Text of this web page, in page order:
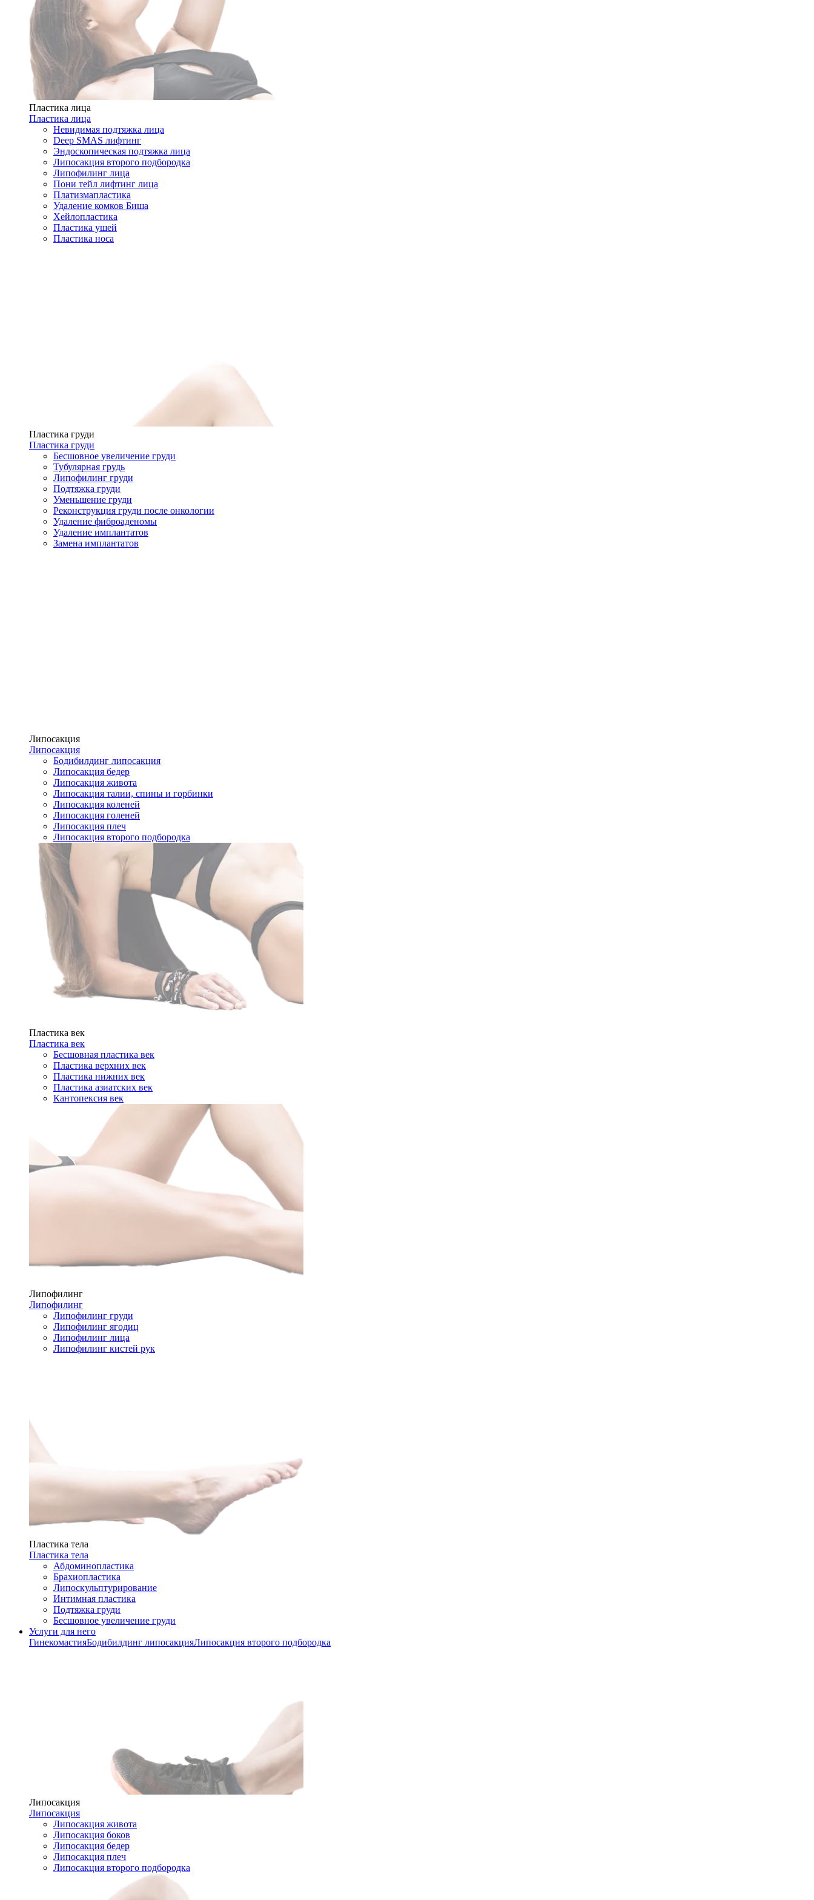
Пластика лица
Пластика лица
Невидимая подтяжка лица
Deep SMAS лифтинг
Эндоскопическая подтяжка лица
Липосакция второго подбородка
Липофилинг лица
Пони тейл лифтинг лица
Платизмапластика
Удаление комков Биша
Хейлопластика
Пластика ушей
Пластика носа
Пластика груди
Пластика груди
Бесшовное увеличение груди
Тубулярная грудь
Липофилинг груди
Подтяжка груди
Уменьшение груди
Реконструкция груди после онкологии
Удаление фиброаденомы
Удаление имплантатов
Замена имплантатов
Липосакция
Липосакция
Бодибилдинг липосакция
Липосакция бедер
Липосакция живота
Липосакция талии, спины и горбинки
Липосакция коленей
Липосакция голеней
Липосакция плеч
Липосакция второго подбородка
Пластика век
Пластика век
Бесшовная пластика век
Пластика верхних век
Пластика нижних век
Пластика азиатских век
Кантопексия век
Липофилинг
Липофилинг
Липофилинг груди
Липофилинг ягодиц
Липофилинг лица
Липофилинг кистей рук
Пластика тела
Пластика тела
Абдоминопластика
Брахиопластика
Липоскульптурирование
Интимная пластика
Подтяжка груди
Бесшовное увеличение груди
Услуги для него
ГинекомастияБодибилдинг липосакцияЛипосакция второго подбородка
Липосакция
Липосакция
Липосакция живота
Липосакция боков
Липосакция бедер
Липосакция плеч
Липосакция второго подбородка